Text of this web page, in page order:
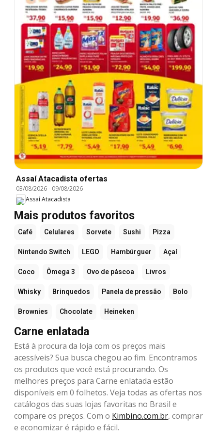
Assaí Atacadista ofertas
03/08/2026- 09/08/2026
Assaí Atacadista
Mais produtos favoritos
Café Celulares Sorvete Sushi Pizza
Nintendo Switch LEGO Hambúrguer Açaí
Coco Ômega 3 Ovo de páscoa Livros
Whisky Brinquedos Panela de pressão Bolo
Brownies Chocolate Heineken
Carne enlatada
Está à procura da loja com os preços mais
acessíveis? Sua busca chegou ao fim. Encontramos
os produtos que você está procurando. Os
melhores preços para Carne enlatada estão
disponíveis em 0 folhetos. Veja todas as ofertas nos
catálogos das suas lojas favoritas no Brasil e
compare os preços. Com o Kimbino.com.br, comprar
e economizar é rápido e fácil.